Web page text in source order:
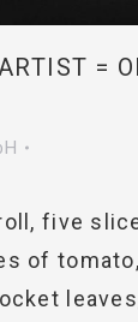
=
five
of tomato,